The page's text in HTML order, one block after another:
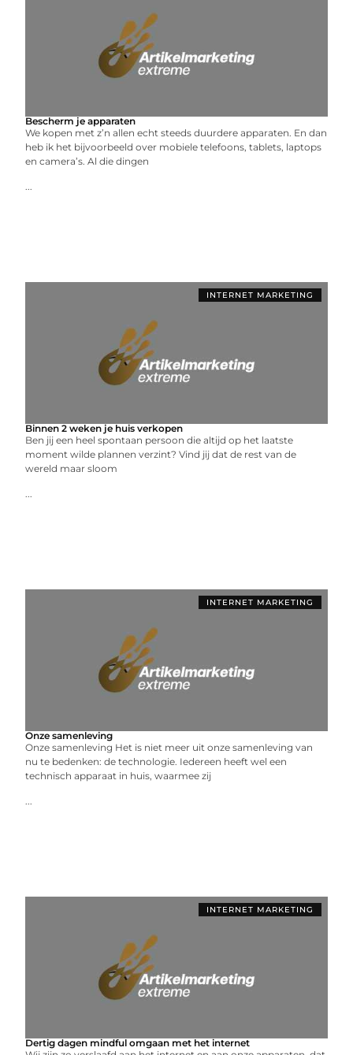
Bescherm je apparaten
We kopen met z’n allen echt steeds duurdere apparaten. En dan
heb ik het bijvoorbeeld over mobiele telefoons, tablets, laptops
en camera’s. Al die dingen
...
INTERNET MARKETING
Binnen 2 weken je huis verkopen
Ben jij een heel spontaan persoon die altijd op het laatste
moment wilde plannen verzint? Vind jij dat de rest van de
wereld maar sloom
...
INTERNET MARKETING
Onze samenleving
Onze samenleving Het is niet meer uit onze samenleving van
nu te bedenken: de technologie. Iedereen heeft wel een
technisch apparaat in huis, waarmee zij
...
INTERNET MARKETING
Dertig dagen mindful omgaan met het internet